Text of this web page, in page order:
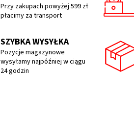
Przy zakupach powyżej 599 zł
płacimy za transport
SZYBKA WYSYŁKA
Pozycje magazynowe
wysyłamy najpóźniej w ciągu
24 godzin